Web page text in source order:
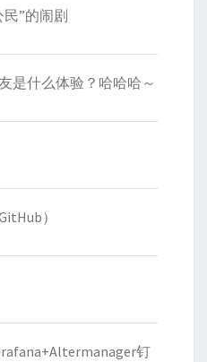
”的闹剧
是什么体验？哈哈哈～
）
钉